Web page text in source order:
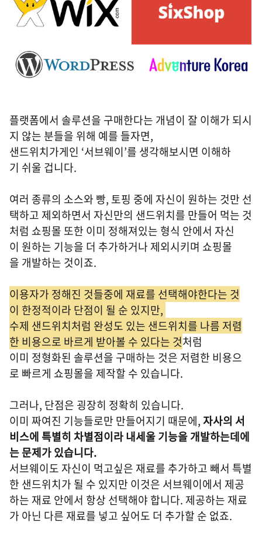
플랫폼에서 솔루션을 구매한다는 개념이 잘 이해가 되시
지 않는 분들을 위해 예를 들자면,
샌드위치가게인 ‘서브웨이’를 생각해보시면 이해하
기 쉬울 겁니다.
여러 종류의 소스와 빵, 토핑 중에 자신이 원하는 것만 선
택하고 제외하면서 자신만의 샌드위치를 만들어 먹는 것
처럼 쇼핑몰 또한 이미 정해져있는 형식 안에서 자신
이 원하는 기능을 더 추가하거나 제외시키며 쇼핑몰
을 개발하는 것이죠.
이용자가 정해진 것들중에 재료를 선택해야한다는 것
이 한정적이라 단점이 될 순 있지만,
수제 샌드위치처럼 완성도 있는 샌드위치를 나름 저렴
한 비용으로 바르게 받아볼 수 있다는 것처럼
이미 정형화된 솔루션을 구매하는 것은 저렴한 비용으
로 빠르게 쇼핑몰을 제작할 수 있습니다.
그러나, 단점은 굉장히 정확히 있습니다.
이미 짜여진 기능들로만 만들어지기 때문에,자사의 서
비스에 특별히 차별점이라 내세울 기능을 개발하는데에
는 문제가 있습니다.
서브웨이도 자신이 먹고싶은 재료를 추가하고 빼서 특별
한 샌드위치가 될 수 있지만 이것은 서브웨이에서 제공
하는 재료 안에서 항상 선택해야 합니다. 제공하는 재료
가 아닌 다른 재료를 넣고 싶어도 더 추가할 순 없죠.